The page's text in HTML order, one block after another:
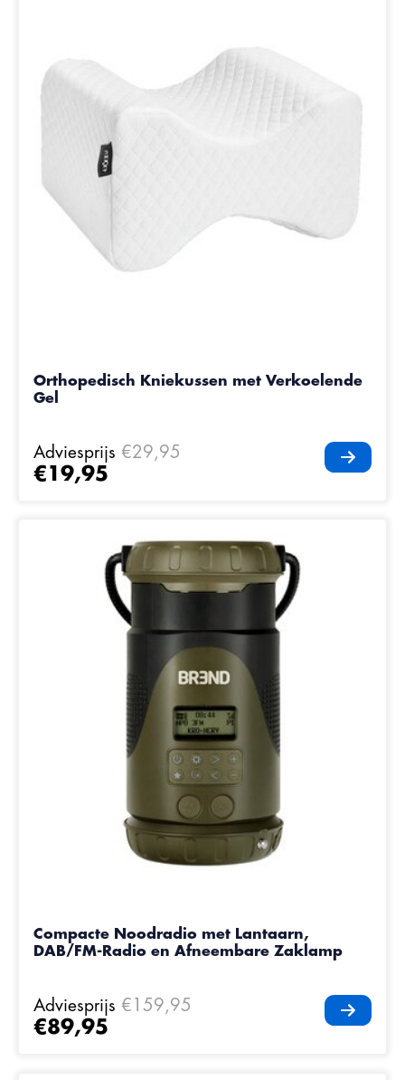
Orthopedisch Kniekussen met Verkoelende
Gel
Adviesprijs €29,95
€19,95
Compacte Noodradio met Lantaarn,
DAB/FM-Radio en Afneembare Zaklamp
Adviesprijs €159,95
€89,95